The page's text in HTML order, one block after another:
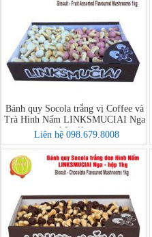
Bánh quy Socola trắng vị Coffee và
Trà Hình Nấm LINKSMUCIAI Nga
hộp 1kg
Liên hệ 098.679.8008